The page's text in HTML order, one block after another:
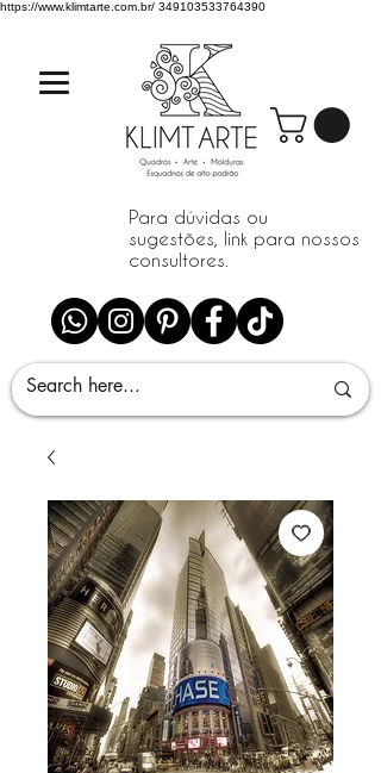
https://www.klimtarte.com.br/ 349103533764390
Para dúvidas ou
sugestões, link para nossos
consultores.